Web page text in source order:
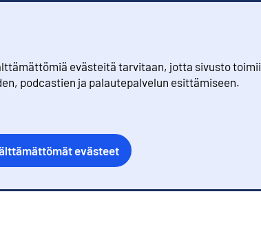
evästeitä tarvitaan, jotta sivusto toimii
podcastien ja palautepalvelun esittämiseen.
evästeet